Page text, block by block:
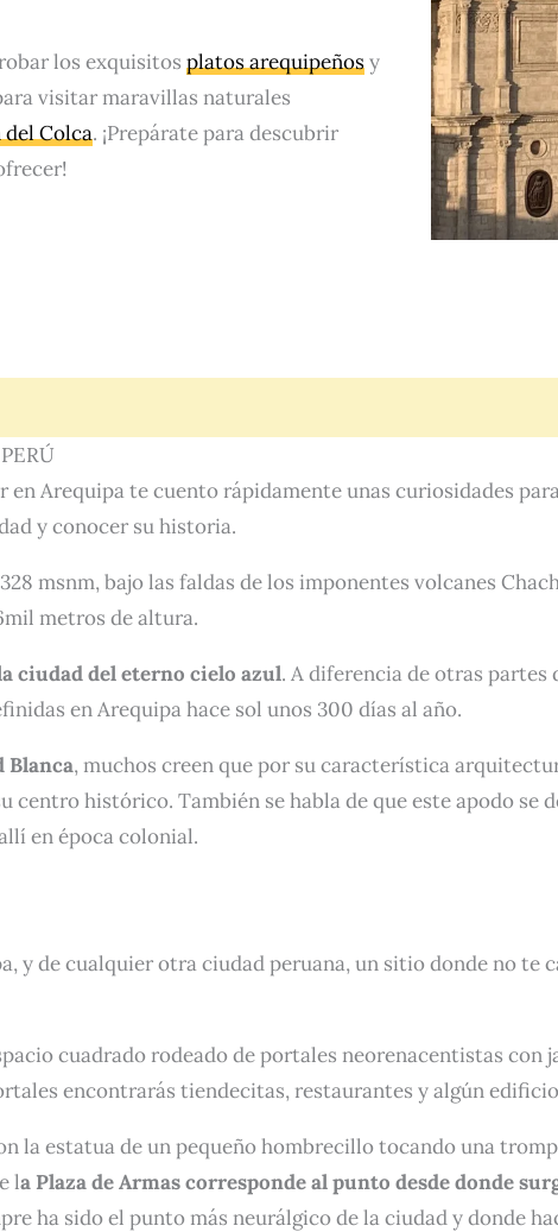
los exquisitos platos arequipeñosy
visitar maravillas naturales
del Colca. ¡Prepárate para descubrir
en Arequipa te cuento rápidamente unas curiosidades
y conocer su historia.
msnm, bajo las faldas de los imponentes volcanes
metros de altura.
ciudad del eterno cielo azul. A diferencia de otras partes
en Arequipa hace sol unos 300 días al año.
Blanca, muchos creen que por su característica
centro histórico. También se habla de que este apodo se
en época colonial.
y de cualquier otra ciudad peruana, un sitio donde no te
cuadrado rodeado de portales neorenacentistas con
encontrarás tiendecitas, restaurantes y algún
la estatua de un pequeño hombrecillo tocando una
la Plaza de Armas corresponde al punto desde donde
ha sido el punto más neurálgico de la ciudad y donde